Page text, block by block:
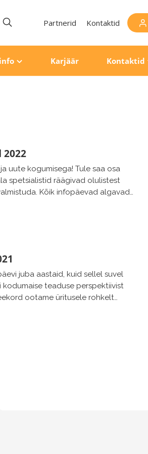
Partnerid Kontaktid
Karjäär Kontaktid
uute kogumisega! Tule saa osa
spetsialistid räägivad olulistest
Kõik infopäevad algavad
vaksineerimispassi või
juba aastaid, kuid sellel suvel
teaduse perspektiivist
ootame üritusele rohkelt
simmaniga, kus tantsumuusikat